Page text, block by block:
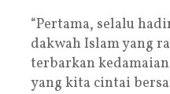
“Pertama, selalu
dakwah Islam yang
terbarkan
yang kita cintai